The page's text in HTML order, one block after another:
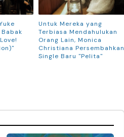
Untuk Mereka yang
Terbiasa Mendahulukan
Orang Lain, Monica
Christiana Persembahkan
Single Baru "Pelita"